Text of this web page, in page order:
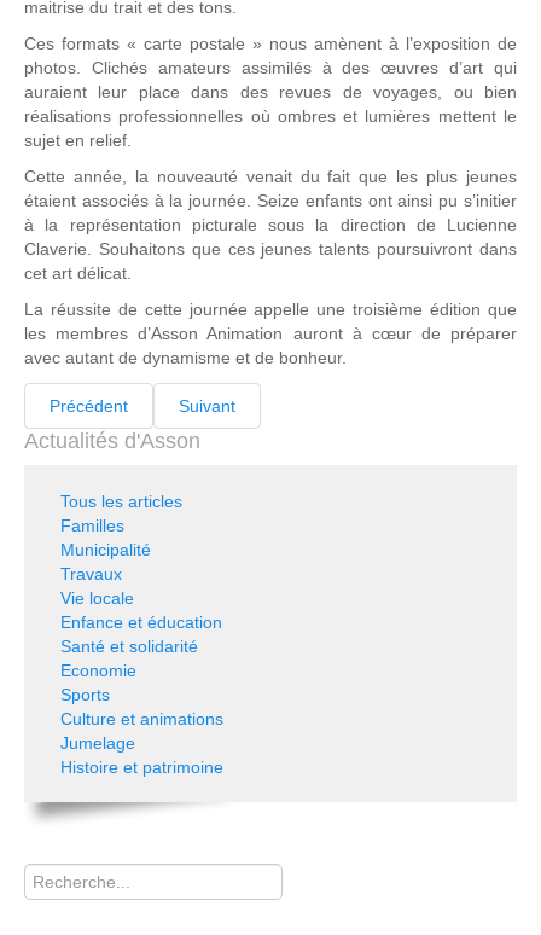
maitrise du trait et des tons.
Ces formats « carte postale » nous amènent à l’exposition de
photos. Clichés amateurs assimilés à des œuvres d’art qui
auraient leur place dans des revues de voyages, ou bien
réalisations professionnelles où ombres et lumières mettent le
sujet en relief.
Cette année, la nouveauté venait du fait que les plus jeunes
étaient associés à la journée. Seize enfants ont ainsi pu s’initier
à la représentation picturale sous la direction de Lucienne
Claverie. Souhaitons que ces jeunes talents poursuivront dans
cet art délicat.
La réussite de cette journée appelle une troisième édition que
les membres d’Asson Animation auront à cœur de préparer
avec autant de dynamisme et de bonheur.
Précédent Suivant
Actualités d'Asson
Tous les articles
Familles
Municipalité
Travaux
Vie locale
Enfance et éducation
Santé et solidarité
Economie
Sports
Culture et animations
Jumelage
Histoire et patrimoine
Rechercher